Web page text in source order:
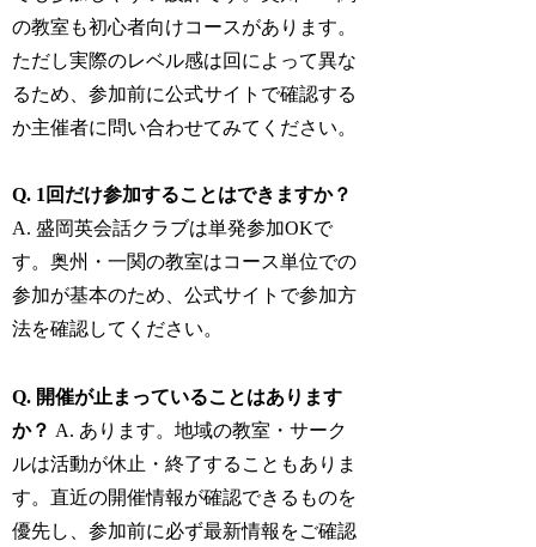
の教室も初心者向けコースがあります。
ただし実際のレベル感は回によって異な
るため、参加前に公式サイトで確認する
か主催者に問い合わせてみてください。
Q. 1回だけ参加することはできますか？
A. 盛岡英会話クラブは単発参加OKで
す。奥州・一関の教室はコース単位での
参加が基本のため、公式サイトで参加方
法を確認してください。
Q. 開催が止まっていることはあります
か？ A. あります。地域の教室・サーク
ルは活動が休止・終了することもありま
す。直近の開催情報が確認できるものを
優先し、参加前に必ず最新情報をご確認